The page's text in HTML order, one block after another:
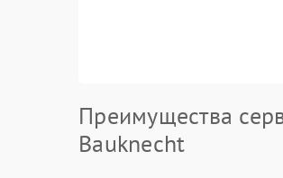
Преимущества
Bauknecht